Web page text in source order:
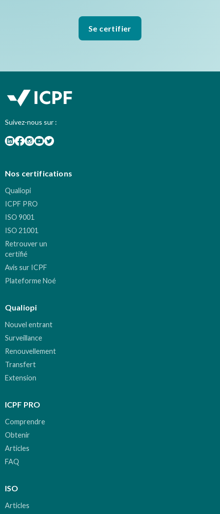
Se certifier
Suivez-nous sur :
Nos certifications
Qualiopi
ICPF PRO
ISO 9001
ISO 21001
Retrouver un
certifié
Avis sur ICPF
Plateforme Noé
Qualiopi
Nouvel entrant
Surveillance
Renouvellement
Transfert
Extension
ICPF PRO
Comprendre
Obtenir
Articles
FAQ
ISO
Articles